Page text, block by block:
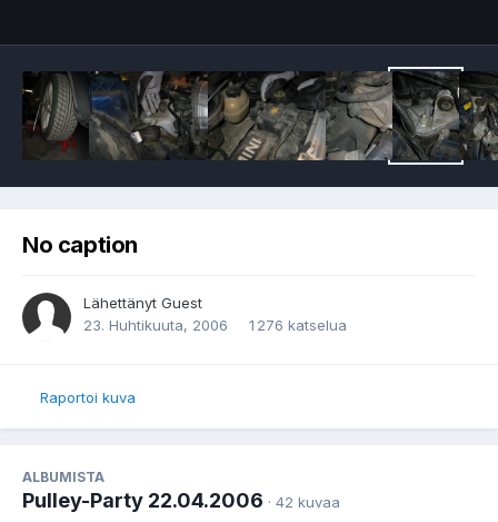
No caption
Lähettänyt Guest
23. Huhtikuuta, 2006
1 276 katselua
Raportoi kuva
ALBUMISTA
Pulley-Party 22.04.2006 · 42 kuvaa